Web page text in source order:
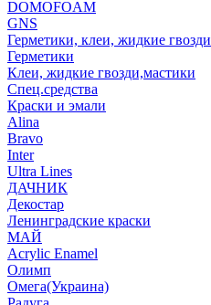
DOMOFOAM
GNS
Герметики, клеи, жидкие гвозди
Герметики
Клеи, жидкие гвозди,мастики
Спец.средства
Краски и эмали
Alina
Bravo
Inter
Ultra Lines
ДАЧНИК
Декостар
Ленинградские краски
МАЙ
Acrylic Enamel
Олимп
Омега(Украина)